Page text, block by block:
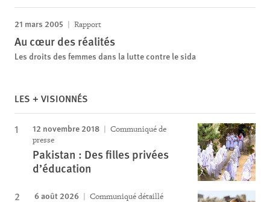
21 mars 2005 Rapport
Au cœur des réalités
Les droits des femmes dans la lutte contre le sida
LES + VISIONNÉS
12 novembre 2018
Communiqué de
presse
Pakistan : Des filles privées
d’éducation
6 août 2026 Communiqué détaillé